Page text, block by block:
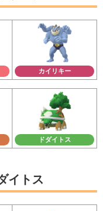
カイリキー
ドダイトス
イトス